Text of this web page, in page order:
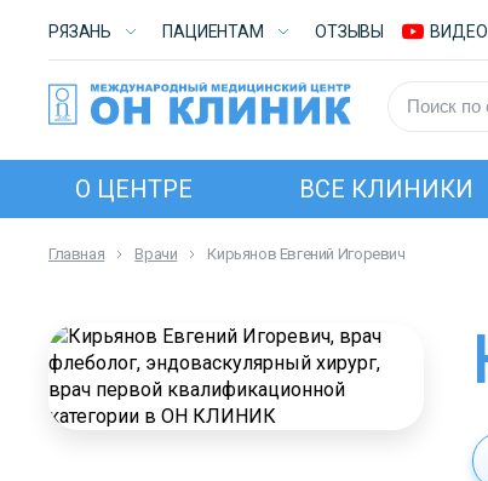
РЯЗАНЬ ПАЦИЕНТАМ ОТЗЫВЫ ВИДЕО
О ЦЕНТРЕ ВСЕ КЛИНИКИ
Главная Врачи Кирьянов Евгений Игоревич